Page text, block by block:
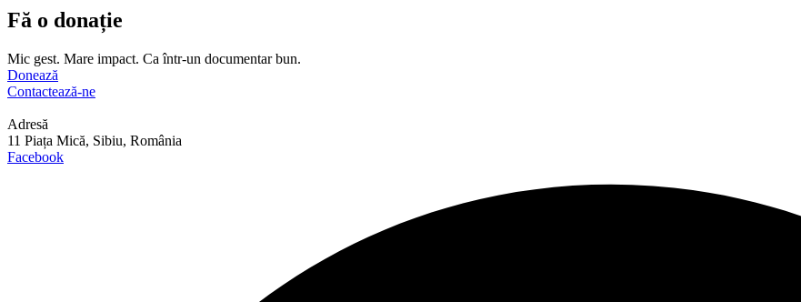
Fă o donație
Mic gest. Mare impact. Ca într-un documentar bun.
Donează
Contactează-ne
Adresă
11 Piața Mică, Sibiu, România
Facebook